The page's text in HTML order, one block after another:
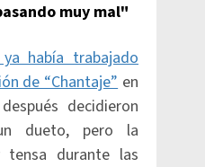
muy mal"
había trabajado
de “Chantaje”en
decidieron
dueto, pero la
durante las